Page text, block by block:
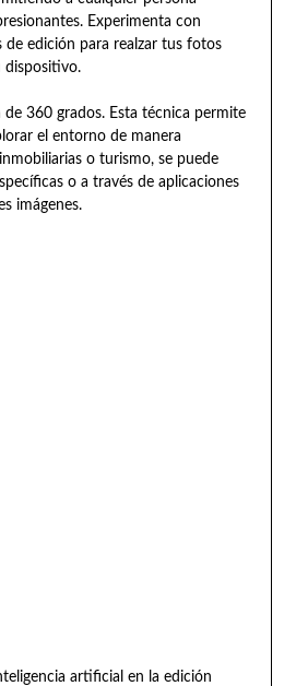
Experimenta con
de edición para realzar tus fotos
dispositivo.
360 grados. Esta técnica permite
el entorno de manera
o turismo, se puede
o a través de aplicaciones
imágenes.
artificial en la edición